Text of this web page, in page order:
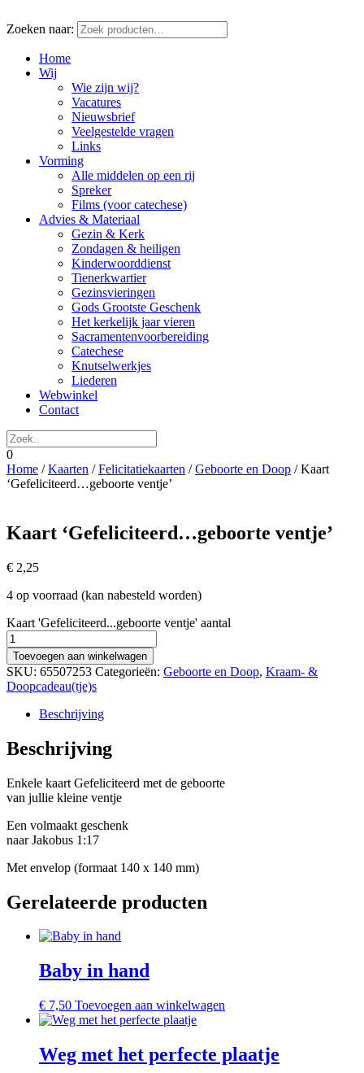
Zoeken naar:
Home
Wij
Wie zijn wij?
Vacatures
Nieuwsbrief
Veelgestelde vragen
Links
Vorming
Alle middelen op een rij
Spreker
Films (voor catechese)
Advies & Materiaal
Gezin & Kerk
Zondagen & heiligen
Kinderwoorddienst
Tienerkwartier
Gezinsvieringen
Gods Grootste Geschenk
Het kerkelijk jaar vieren
Sacramentenvoorbereiding
Catechese
Knutselwerkjes
Liederen
Webwinkel
Contact
0
Home /Kaarten /Felicitatiekaarten /Geboorte en Doop / Kaart
‘Gefeliciteerd…geboorte ventje’
Kaart ‘Gefeliciteerd…geboorte ventje’
€ 2,25
4 op voorraad (kan nabesteld worden)
Kaart 'Gefeliciteerd...geboorte ventje' aantal
Toevoegen aan winkelwagen
SKU: 65507253 Categorieën: Geboorte en Doop, Kraam- &
Doopcadeau(tje)s
Beschrijving
Beschrijving
Enkele kaart Gefeliciteerd met de geboorte
van jullie kleine ventje
Een volmaakt geschenk
naar Jakobus 1:17
Met envelop (formaat 140 x 140 mm)
Gerelateerde producten
Baby in hand
€ 7,50 Toevoegen aan winkelwagen
Weg met het perfecte plaatje